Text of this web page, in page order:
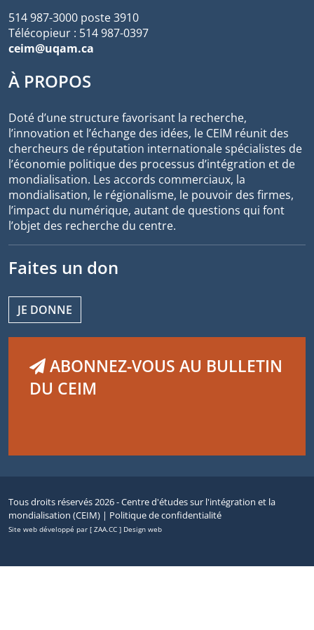
514 987-3000 poste 3910
Télécopieur : 514 987-0397
ceim@uqam.ca
À PROPOS
Doté d’une structure favorisant la recherche,
l’innovation et l’échange des idées, le CEIM réunit des
chercheurs de réputation internationale spécialistes de
l’économie politique des processus d’intégration et de
mondialisation. Les accords commerciaux, la
mondialisation, le régionalisme, le pouvoir des firmes,
l’impact du numérique, autant de questions qui font
l’objet des recherche du centre.
Faites un don
JE DONNE
ABONNEZ-VOUS AU BULLETIN
DU CEIM
Tous droits réservés 2026 - Centre d'études sur l'intégration et la
mondialisation (CEIM) | Politique de confidentialité
Site web développé par [ ZAA.CC ] Design web